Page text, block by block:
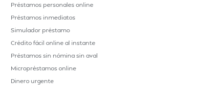
Préstamos personales online
Préstamos inmediatos
Simulador préstamo
Crédito fácil online al instante
Préstamos sin nómina sin aval
Micropréstamos online
Dinero urgente